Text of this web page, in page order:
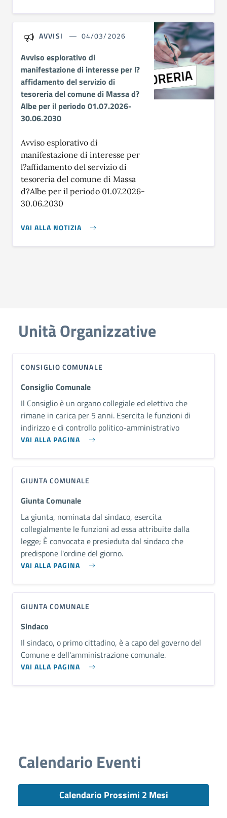
AVVISI 04/03/2026
Avviso esplorativo di
manifestazione di interesse per l?
affidamento del servizio di
tesoreria del comune di Massa d?
Albe per il periodo 01.07.2026-
30.06.2030
Avviso esplorativo di
manifestazione di interesse per
l?affidamento del servizio di
tesoreria del comune di Massa
d?Albe per il periodo 01.07.2026-
30.06.2030
VAI ALLA NOTIZIA
Unità Organizzative in
Unità Organizzative
CONSIGLIO COMUNALE
Consiglio Comunale
Il Consiglio è un organo collegiale ed elettivo che
rimane in carica per 5 anni. Esercita le funzioni di
indirizzo e di controllo politico-amministrativo
VAI ALLA PAGINA
GIUNTA COMUNALE
Giunta Comunale
​La giunta, nominata dal sindaco, esercita
collegialmente le funzioni ad essa attribuite dalla
legge; È convocata e presieduta dal sindaco che
predispone l'ordine del giorno.
VAI ALLA PAGINA
GIUNTA COMUNALE
Sindaco
Il sindaco, o primo cittadino, è a capo del governo del
Comune e dell'amministrazione comunale.
VAI ALLA PAGINA
Calendario Eventi
Calendario Prossimi 2 Mesi